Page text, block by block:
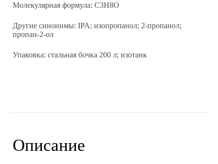
Молекулярная формула: C3H8O
Другие синонимы: IPA; изопропанол; 2-пропанол;
пропан-2-ол
Упаковка: стальная бочка 200 л; изотанк
Описание